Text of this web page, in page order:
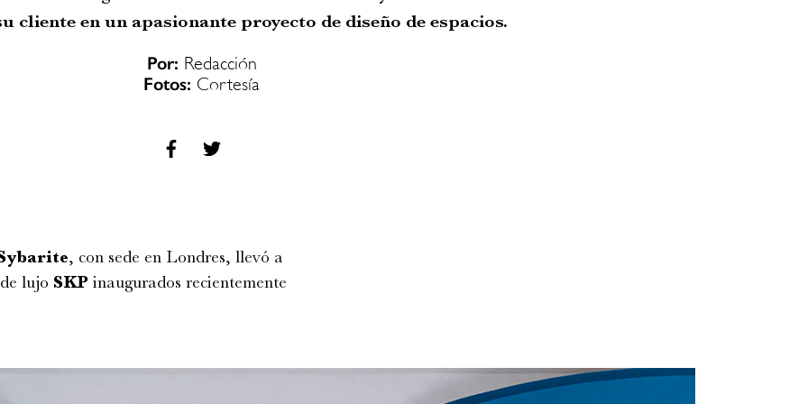
cliente en un apasionante proyecto de diseño de espacios.
Por: Redacción
Fotos: Cortesía
, con sede en Londres, llevó a
lujo SKP inaugurados recientemente